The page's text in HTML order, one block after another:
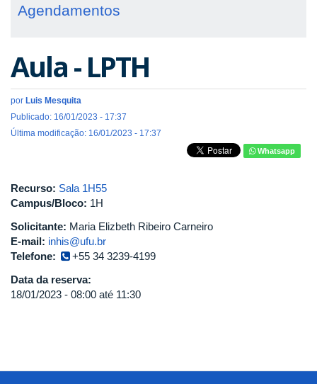
Agendamentos
Aula - LPTH
por Luis Mesquita
Publicado: 16/01/2023 - 17:37
Última modificação: 16/01/2023 - 17:37
Whatsapp
Recurso: Sala 1H55
Campus/Bloco: 1H
Solicitante: Maria Elizbeth Ribeiro Carneiro
E-mail: inhis@ufu.br
Telefone:
+55 34 3239-4199
Data da reserva:
18/01/2023 - 08:00 até 11:30